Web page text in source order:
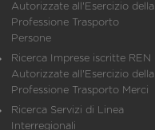
Autorizzate all'Esercizio della
Professione Trasporto
Persone
Ricerca Imprese iscritte REN
Autorizzate all'Esercizio della
Professione Trasporto Merci
Ricerca Servizi di Linea
Interregionali